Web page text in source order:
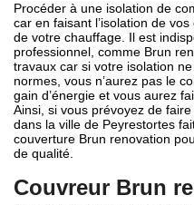
Procéder à une isolation de
car en faisant l’isolation de
de votre chauffage. Il est
professionnel, comme Brun
travaux car si votre isolation
normes, vous n’aurez pas le
gain d’énergie et vous aurez
Ainsi, si vous prévoyez de
dans la ville de Peyrestortes
couverture Brun renovation
de qualité.
Couvreur Brun